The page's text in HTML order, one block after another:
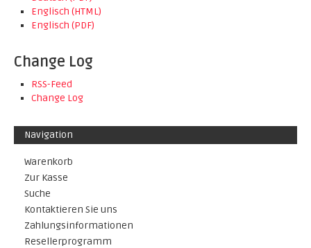
Englisch (HTML)
Englisch (PDF)
Change Log
RSS-Feed
Change Log
Navigation
Warenkorb
Zur Kasse
Suche
Kontaktieren Sie uns
Zahlungsinformationen
Resellerprogramm